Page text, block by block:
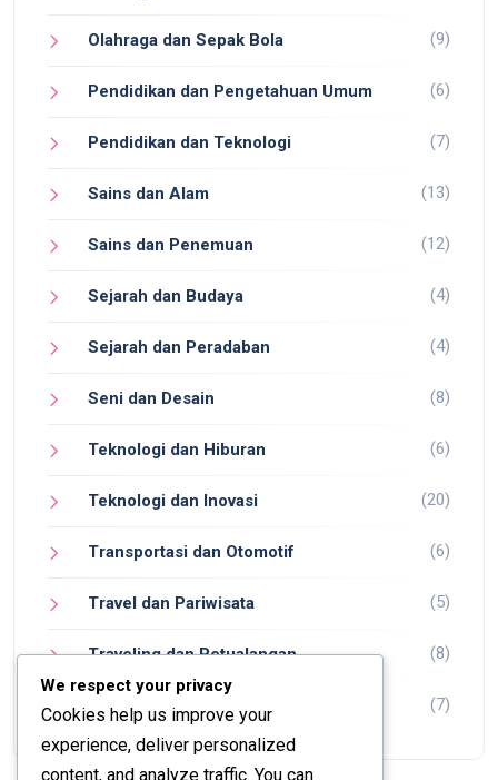
Olahraga dan Sepak Bola (9)
Pendidikan dan Pengetahuan Umum (6)
Pendidikan dan Teknologi (7)
Sains dan Alam (13)
Sains dan Penemuan (12)
Sejarah dan Budaya (4)
Sejarah dan Peradaban (4)
Seni dan Desain (8)
Teknologi dan Hiburan (6)
Teknologi dan Inovasi (20)
Transportasi dan Otomotif (6)
Travel dan Pariwisata (5)
Traveling dan Petualangan (8)
Wisata dan Petualangan (7)
We respect your privacy
Cookies help us improve your
experience, deliver personalized
content, and analyze traffic. You can